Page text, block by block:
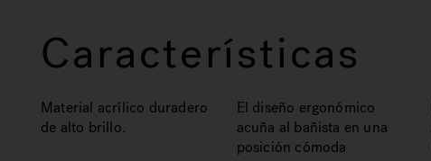
Características
Material acrílico duradero
de alto brillo.
El diseño ergonómico
acuña al bañista en una
posición cómoda